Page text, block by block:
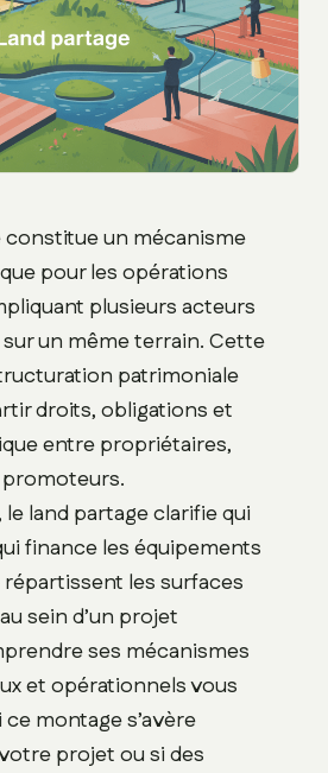
constitue un mécanisme
pour les opérations
plusieurs acteurs
un même terrain. Cette
patrimoniale
droits, obligations et
entre propriétaires,
land partage clarifie qui
finance les équipements
les surfaces
sein d’un projet
ses mécanismes
et opérationnels vous
montage s’avère
projet ou si des